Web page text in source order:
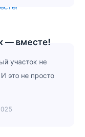
— вместе!
участок не
это не просто